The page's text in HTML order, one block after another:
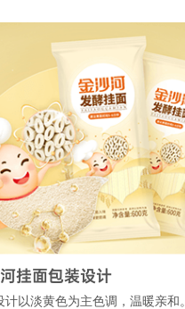
面包装设计
黄色为主色调，温暖亲和。真